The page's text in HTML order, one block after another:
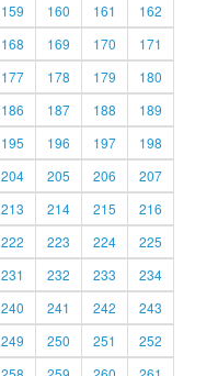
159 160 161
162
168 169 170
171
177 178 179
180
186 187 188
189
195 196 197
198
204 205 206
207
213 214 215
216
222 223 224
225
231 232 233
234
240 241 242
243
249 250 251
252